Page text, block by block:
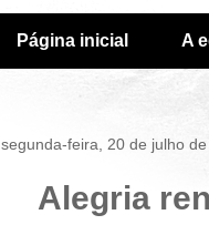
Página inicial A
segunda-feira, 20 de julho
Alegria